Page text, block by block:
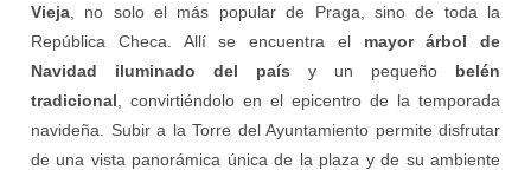
Vieja , no solo el más popular de Praga, sino de toda la
República Checa. Allí se encuentra el mayor árbol de
Navidad iluminado del país y un pequeño belén
tradicional , convirtiéndolo en el epicentro de la temporada
navideña. Subir a la Torre del Ayuntamiento permite disfrutar
de una vista panorámica única de la plaza y de su ambiente